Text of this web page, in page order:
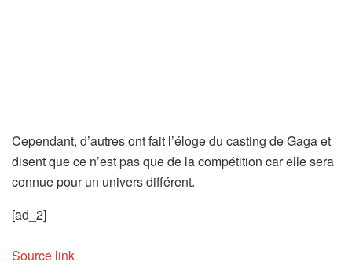
Cependant, d’autres ont fait l’éloge du casting de Gaga et
disent que ce n’est pas que de la compétition car elle sera
connue pour un univers différent.
[ad_2]
Source link